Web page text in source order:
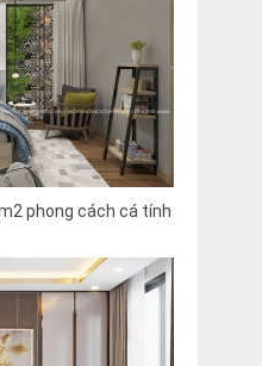
phong cách cá tính